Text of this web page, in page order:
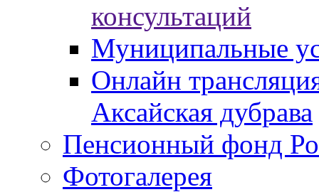
консультаций
Муниципальные
Онлайн
Аксайская дубрава
Пенсионный фонд
Фотогалерея